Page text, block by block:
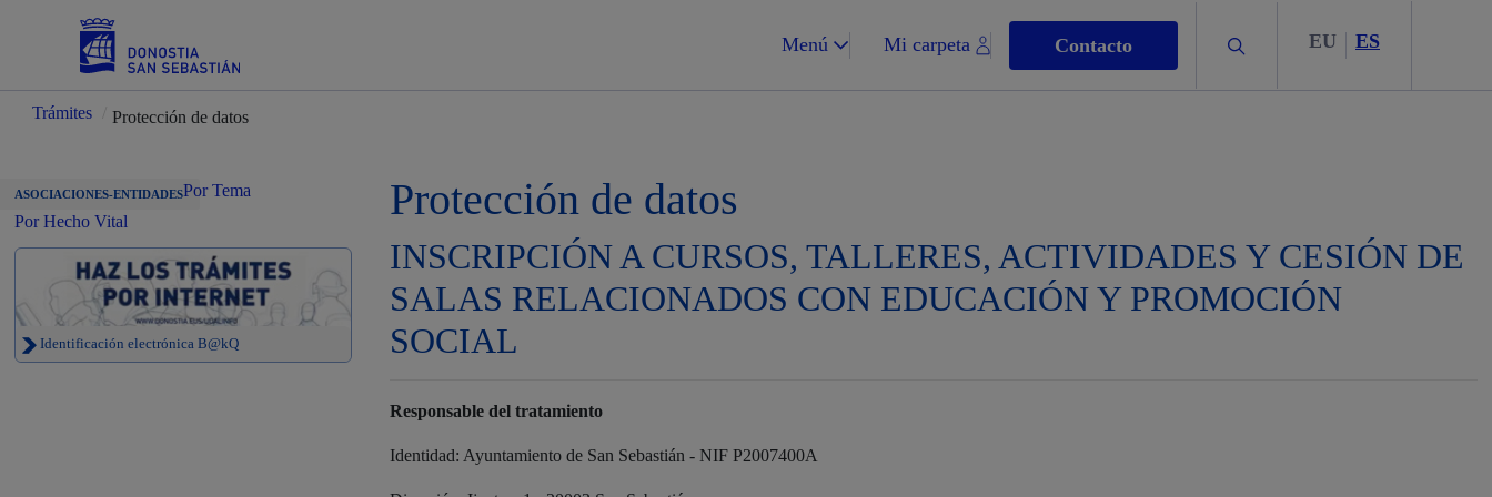
Menú Mi carpeta Contacto Buscar EU ES
Padrón y asuntos personales Impuestos y multas
Trámites Protección de datos
ASOCIACIONES-ENTIDADESPor Tema
Por Hecho Vital
Identificación electrónica B@kQ
Protección de datos
INSCRIPCIÓN A CURSOS, TALLERES, ACTIVIDADES Y CESIÓN DE
SALAS RELACIONADOS CON EDUCACIÓN Y PROMOCIÓN
SOCIAL
Responsable del tratamiento
Identidad: Ayuntamiento de San Sebastián - NIF P2007400A